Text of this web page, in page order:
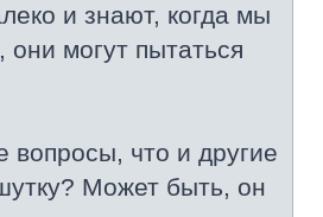
и знают, когда мы
могут пытаться
вопросы, что и другие
Может быть, он